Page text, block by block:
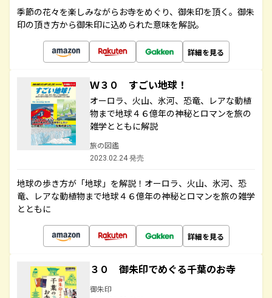
季節の花々を楽しみながらお寺をめぐり、御朱印を頂く。御朱
印の頂き方から御朱印に込められた意味を解説。
詳細を見る
Ｗ３０ すごい地球！
オーロラ、火山、氷河、恐竜、レアな動植
物まで地球４６億年の神秘とロマンを旅の
雑学とともに解説
旅の図鑑
2023.02.24 発売
地球の歩き方が「地球」を解説！オーロラ、火山、氷河、恐
竜、レアな動植物まで地球４６億年の神秘とロマンを旅の雑学
とともに
詳細を見る
３０ 御朱印でめぐる千葉のお寺
御朱印